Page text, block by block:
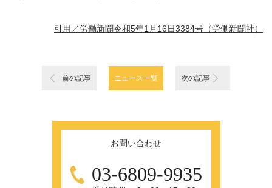
引用／労働新聞令和5年1月16日3384号（労働新聞社）
前の記事 ニュース一覧 次の記事
お問い合わせ
03-6809-9935